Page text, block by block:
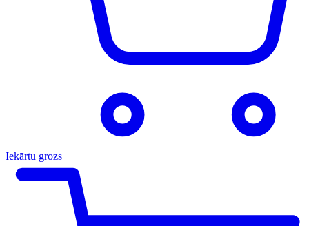
Iekārtu grozs